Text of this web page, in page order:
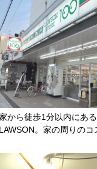
から徒歩1分以内にあ
LAWSON。家の周りのコ